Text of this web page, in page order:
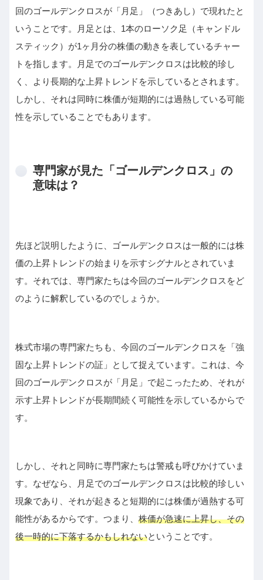
回のゴールデンクロスが「月足」（つきあし）で現れたと
いうことです。月足とは、1本のローソク足（キャンドル
スティック）が1ヶ月分の株価の動きを表しているチャー
トを指します。月足でのゴールデンクロスは比較的珍し
く、より長期的な上昇トレンドを示しているとされます。
しかし、それは同時に株価が短期的には過熱している可能
性を示していることでもあります。
専門家が見た「ゴールデンクロス」の
意味は？
先ほど説明したように、ゴールデンクロスは一般的には株
価の上昇トレンドの始まりを示すシグナルとされていま
す。それでは、専門家たちは今回のゴールデンクロスをど
のように解釈しているのでしょうか。
株式市場の専門家たちも、今回のゴールデンクロスを「強
固な上昇トレンドの証」として捉えています。これは、今
回のゴールデンクロスが「月足」で起こったため、それが
示す上昇トレンドが長期間続く可能性を示しているからで
す。
しかし、それと同時に専門家たちは警戒も呼びかけていま
す。なぜなら、月足でのゴールデンクロスは比較的珍しい
現象であり、それが起きると短期的には株価が過熱する可
能性があるからです。つまり、 株価が急速に上昇し、その
後一時的に下落するかもしれないということです。